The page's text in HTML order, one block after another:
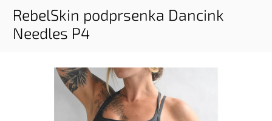
RebelSkin podprsenka Dancink
Needles P4